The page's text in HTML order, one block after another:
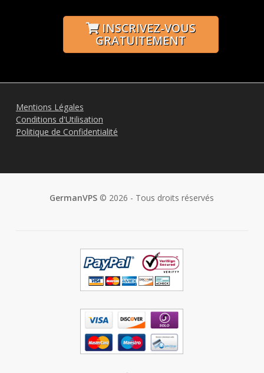
INSCRIVEZ-VOUS
GRATUITEMENT
Mentions Légales
Conditions d'Utilisation
Politique de Confidentialité
GermanVPS © 2026 - Tous droits réservés